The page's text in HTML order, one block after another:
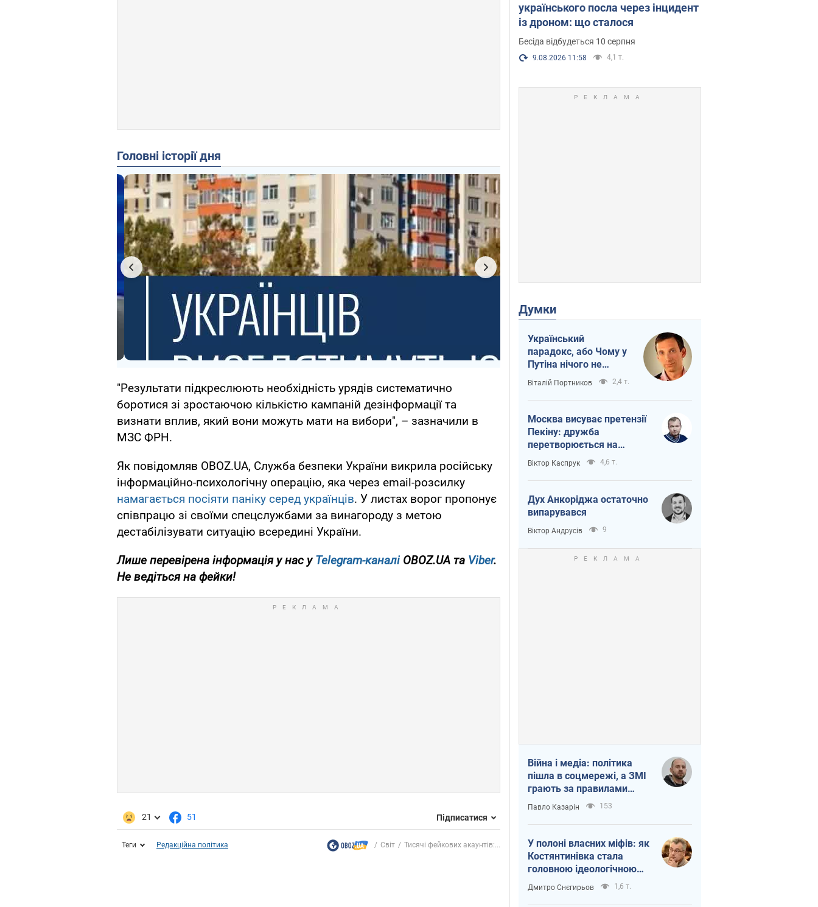
Головні історії дня
"Результати підкреслюють необхідність урядів систематично
боротися зі зростаючою кількістю кампаній дезінформації та
визнати вплив, який вони можуть мати на вибори", – зазначили в
МЗС ФРН.
Як повідомляв OBOZ.UA, Служба безпеки України викрила російську
інформаційно-психологічну операцію, яка через email-розсилку
намагається посіяти паніку серед українців. У листах ворог пропонує
співпрацю зі своїми спецслужбами за винагороду з метою
дестабілізувати ситуацію всередині України.
Лише перевірена інформація у нас уTelegram-каналіOBOZ.UA та Viber.
Не ведіться на фейки!
21 51 Підписатися
Теги Редакційна політика Світ Тисячі фейкових акаунтів:...
українського посла через інцидент
із дроном: що сталося
Бесіда відбудеться 10 серпня
9.08.2026 11:58 4,1 т.
Думки
Український
парадокс, або Чому у
Путіна нічого не
вийшло з Україною
Віталій Портников 2,4 т.
Москва висуває претензії
Пекіну: дружба
перетворюється на
залежність Росії від
Китаю
Віктор Каспрук 4,6 т.
Дух Анкоріджа остаточно
випарувався
Віктор Андрусів 9
Війна і медіа: політика
пішла в соцмережі, а ЗМІ
грають за правилами
ютуб
Павло Казарін 153
У полоні власних міфів: як
Костянтинівка стала
головною ідеологічною
пасткою для російських
окупантів
Дмитро Снєгирьов 1,6 т.